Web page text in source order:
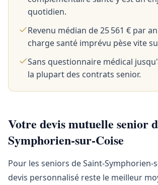
quotidien.
Revenu médian de 25 561 € par
charge santé imprévu pèse vite
Sans questionnaire médical
la plupart des contrats senior.
Votre devis mutuelle senior
Symphorien-sur-Coise
Pour les seniors de Saint-Symphorien-
devis personnalisé reste le meilleur